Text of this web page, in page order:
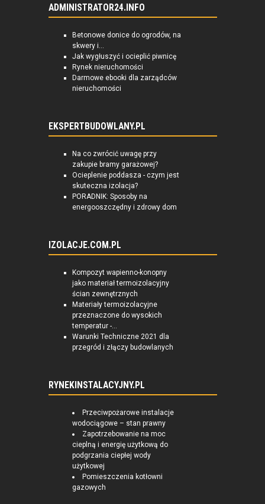
ADMINISTRATOR24.INFO
Betonowe donice do ogrodów, na
skwery i...
Jak wygłuszyć i ocieplić piwnicę
Rynek nieruchomości
Darmowe ebooki dla zarządców
nieruchomości
EKSPERTBUDOWLANY.PL
Na co zwrócić uwagę przy
zakupie bramy garażowej?
Ocieplenie poddasza - czym jest
skuteczna izolacja?
PORADNIK: Sposoby na
energooszczędny i zdrowy dom
IZOLACJE.COM.PL
Kompozyt wapienno-konopny
jako materiał termoizolacyjny
ścian zewnętrznych
Materiały termoizolacyjne
przeznaczone do wysokich
temperatur -...
Warunki Techniczne 2021 dla
przegród i złączy budowlanych
RYNEKINSTALACYJNY.PL
Przeciwpożarowe instalacje
wodociągowe – stan prawny
Zapotrzebowanie na moc
cieplną i energię użytkową do
podgrzania ciepłej wody
użytkowej
Pomieszczenia kotłowni
gazowych